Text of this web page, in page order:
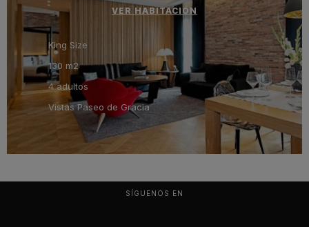
VER HABITACIÓN
King Size
130 m2
4 adultos
Vistas Paseo de Gracia
SÍGUENOS EN